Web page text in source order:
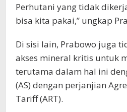
Perhutani yang tidak
bisa kita pakai,” ungkap
Di sisi lain, Prabowo juga
akses mineral kritis untuk
terutama dalam hal ini
(AS) dengan perjanjian
Tariff (ART).